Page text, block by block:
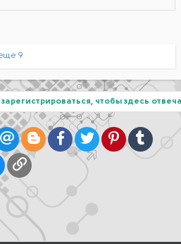
9
чтобы здесь
Mail.ruBloggerFacebook
TwitterPinterestTumblr
почта
Ссылка